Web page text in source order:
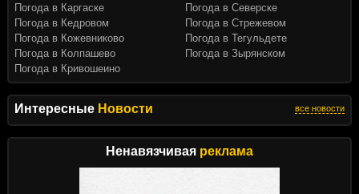
Интересные Новости все новости
Ненавязчивая реклама
Погода в Каргаске
Погода в Кедровом
Погода в Кожевниково
Погода в Колпашево
Погода в Кривошеино
Погода в Северске
Погода в Стрежевом
Погода в Тегульдете
Погода в Зырянском